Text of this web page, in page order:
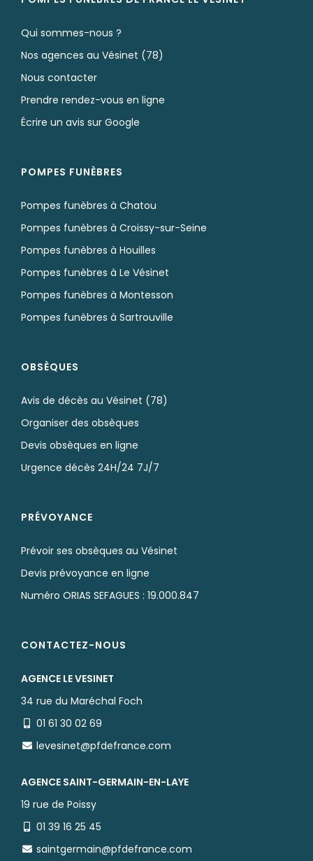
Qui sommes-nous ?
Nos agences au Vésinet (78)
Nous contacter
Prendre rendez-vous en ligne
Écrire un avis sur Google
POMPES FUNÈBRES
Pompes funèbres à Chatou
Pompes funèbres à Croissy-sur-Seine
Pompes funèbres à Houilles
Pompes funèbres à Le Vésinet
Pompes funèbres à Montesson
Pompes funèbres à Sartrouville
OBSÈQUES
Avis de décès au Vésinet (78)
Organiser des obsèques
Devis obsèques en ligne
Urgence décès 24H/24 7J/7
PRÉVOYANCE
Prévoir ses obsèques au Vésinet
Devis prévoyance en ligne
Numéro ORIAS SEFAGUES : 19.000.847
CONTACTEZ-NOUS
AGENCE LE VESINET
34 rue du Maréchal Foch
01 61 30 02 69
levesinet@pfdefrance.com
AGENCE SAINT-GERMAIN-EN-LAYE
19 rue de Poissy
01 39 16 25 45
saintgermain@pfdefrance.com